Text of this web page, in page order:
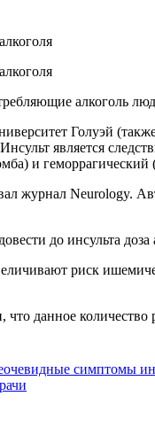
алкоголь
Голуэй
является
и
журнал Neurology.
до инсульта доза
риск
что данное
симптомы